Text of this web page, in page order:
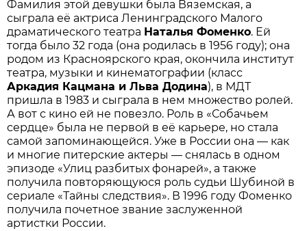
Фамилия этой девушки была Вяземская, а
сыграла её актриса Ленинградского Малого
драматического театра Наталья Фоменко. Ей
тогда было 32 года (она родилась в 1956 году); она
родом из Красноярского края, окончила институт
театра, музыки и кинематографии (класс
Аркадия Кацмана и Льва Додина), в МДТ
пришла в 1983 и сыграла в нем множество ролей.
А вот с кино ей не повезло. Роль в «Собачьем
сердце» была не первой в её карьере, но стала
самой запоминающейся. Уже в России она — как
и многие питерские актеры — снялась в одном
эпизоде «Улиц разбитых фонарей», а также
получила повторяющуюся роль судьи Шубиной в
сериале «Тайны следствия». В 1996 году Фоменко
получила почетное звание заслуженной
артистки России.